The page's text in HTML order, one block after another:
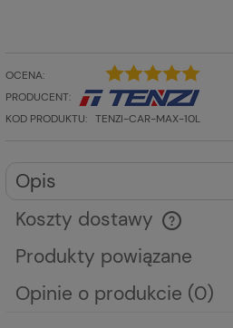
OCENA:
PRODUCENT:
KOD PRODUKTU: TENZI-CAR-MAX-10L
Opis
Koszty dostawy
Cena nie zawiera ewentualnych kosztów
Produkty powiązane
Opinie o produkcie (0)